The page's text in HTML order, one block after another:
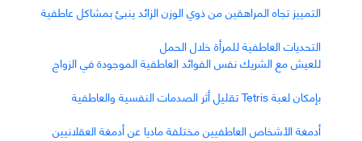
التمييز تجاه المراهقين من ذوي الوزن الزائد ينبئ بمشاكل عاطفية
التحديات العاطفية للمرأة خلال الحمل
للعيش مع الشريك نفس الفوائد العاطفية الموجودة في الزواج
بإمكان لعبة Tetris تقليل أثر الصدمات النفسية والعاطفية
أدمغة الأشخاص العاطفيين مختلفة ماديا عن أدمغة العقلانيين